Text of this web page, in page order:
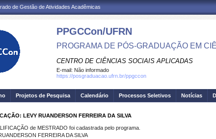
de Gestão de Atividades Acadêmicas
PPGCCon/UFRN
PROGRAMA DE PÓS-GRADUAÇÃO EM
CENTRO DE CIÊNCIAS SOCIAIS APLICADAS
E-mail: Não informado
https://posgraduacao.ufrn.br/ppgccon
Projetos de Pesquisa Calendário Processos Seletivos Notícias
LEVY RUANDERSON FERREIRA DA SILVA
de MESTRADO foi cadastrada pelo programa.
FERREIRA DA SILVA